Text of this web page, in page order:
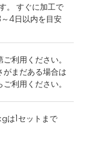
。 すぐに加工で
4日以内を目安
利用ください。
がまだある場合は
利用ください。
は1セットまで